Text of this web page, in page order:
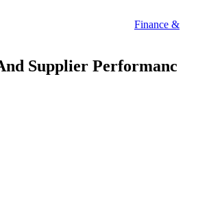
Finance &
Supplier Performanc